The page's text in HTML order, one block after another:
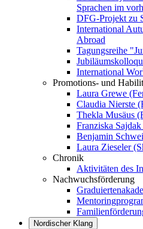
Sprachen im
DFG-Projekt zu
International
Abroad
Tagungsreihe
International
Promotions- und
Laura Grewe
Claudia Nierste
Thekla Musäus
Franziska
Benjamin
Laura Zieseler
Chronik
Aktivitäten des
Nachwuchsförderung
Nordischer Klang